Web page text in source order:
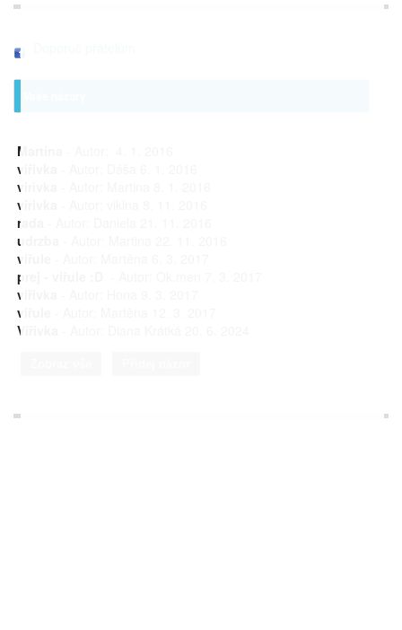
Martina
vířivka
virivka
virivka
rada
udrzba
vířule
prej - vířule :D
vířivka
vířule
Vířivka